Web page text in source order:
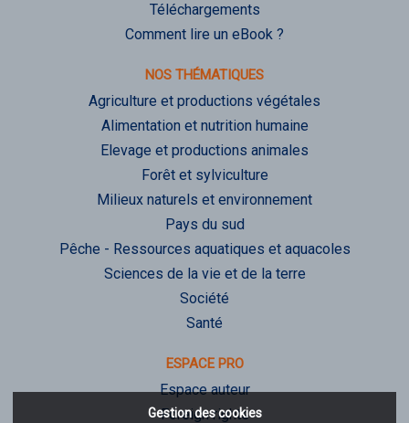
Gestion des cookies
Téléchargements
Comment lire un eBook ?
NOS THÉMATIQUES
Agriculture et productions végétales
Alimentation et nutrition humaine
Elevage et productions animales
Forêt et sylviculture
Milieux naturels et environnement
Pays du sud
Pêche - Ressources aquatiques et aquacoles
Sciences de la vie et de la terre
Société
Santé
ESPACE PRO
Espace auteur
Foreign rights